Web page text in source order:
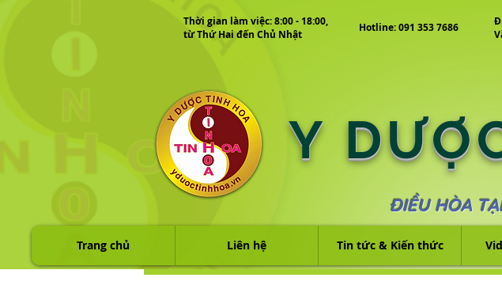
Thời gian làm việc: 8:00 - 18:00,
từ Thứ Hai đến Chủ Nhật
Hotline: 091 353 7686
Y
ĐIỀU HÒA
Trang chủ Liên hệ Tin tức & Kiến thức